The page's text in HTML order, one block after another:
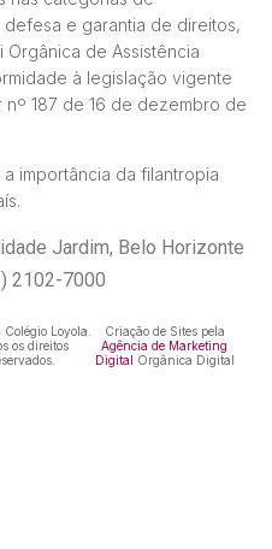
e garantia de direitos,
de Assistência
à legislação vigente
187 de 16 de dezembro de
importância da filantropia
Jardim, Belo Horizonte
2102-7000
Loyola.
os direitos
Criação de Sites pela
Agência de Marketing
Digital Orgânica Digital